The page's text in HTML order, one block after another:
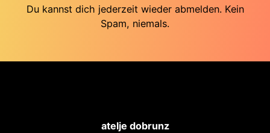
Du kannst dich jederzeit wieder abmelden. Kein
Spam, niemals.
atelje dobrunz